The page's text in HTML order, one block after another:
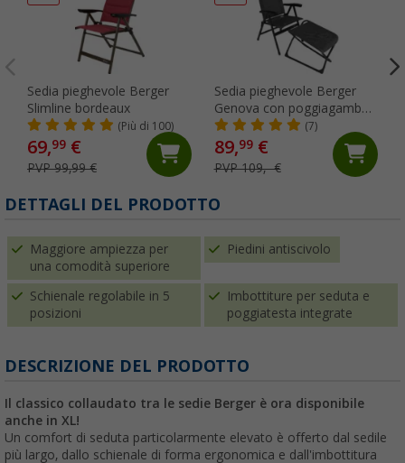
Sedia pieghevole Berger
Slimline bordeaux
(Più di 100)
69,99 €
PVP 99,99 €
Sedia pieghevole Berger
Genova con poggiagambe
antracite
(7)
89,99€
PVP 109,- €
DETTAGLI DEL PRODOTTO
Maggiore ampiezza per
una comodità superiore
Piedini antiscivolo
Schienale regolabile in 5
posizioni
Imbottiture per seduta e
poggiatesta integrate
DESCRIZIONE DEL PRODOTTO
Il classico collaudato tra le sedie Berger è ora disponibile
anche in XL!
Un comfort di seduta particolarmente elevato è offerto dal sedile
più largo, dallo schienale di forma ergonomica e dall'imbottitura